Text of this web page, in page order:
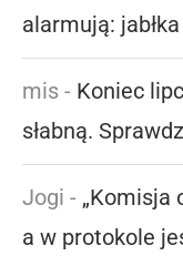
alarmują:
mis - Koniec
słabną.
Jogi - „Komisja
a w protokole